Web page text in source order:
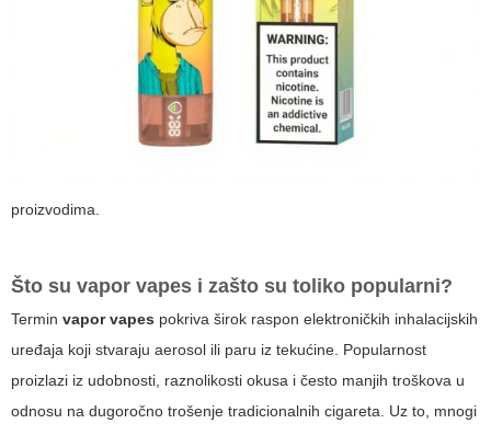
proizvodima.
Što su vapor vapes i zašto su toliko popularni?
Termin vapor vapes pokriva širok raspon elektroničkih inhalacijskih
uređaja koji stvaraju aerosol ili paru iz tekućine. Popularnost
proizlazi iz udobnosti, raznolikosti okusa i često manjih troškova u
odnosu na dugoročno trošenje tradicionalnih cigareta. Uz to, mnogi